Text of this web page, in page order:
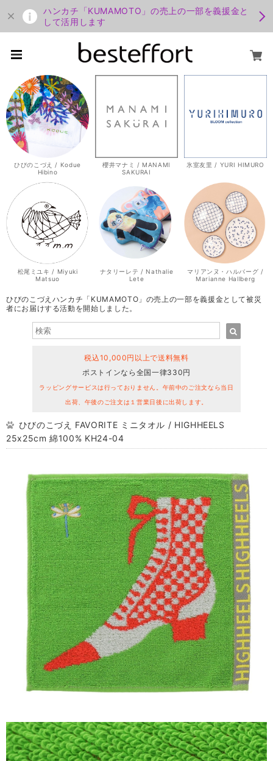
ハンカチ「KUMAMOTO」の売上の一部を義援金と
して活用します
ひびのこづえ / Kodue
Hibino
櫻井マナミ / MANAMI
SAKURAI
氷室友里 / YURI HIMURO
松尾ミユキ / Miyuki
Matsuo
ナタリーレテ / Nathalie
Lete
マリアンヌ・ハルバーグ /
Marianne Hallberg
ひびのこづえハンカチ「KUMAMOTO」の売上の一部を義援金として被災
者にお届けする活動を開始しました。
税込10,000円以上で送料無料
ポストインなら全国一律330円
ラッピングサービスは行っておりません。午前中のご注文なら当日
出荷、午後のご注文は１営業日後に出荷します。
ひびのこづえ FAVORITE ミニタオル / HIGHHEELS
25x25cm 綿100% KH24-04